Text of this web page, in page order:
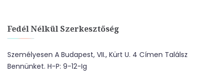
Fedél Nélkül Szerkesztőség
Személyesen A Budapest, VII., Kürt U. 4 Címen Találsz
Bennünket. H-P: 9-12-Ig